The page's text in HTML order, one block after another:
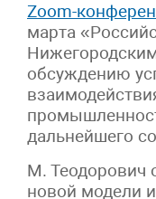
Zoom-
марта
обсуждению
дальнейшего
М. Теодорович
новой модели